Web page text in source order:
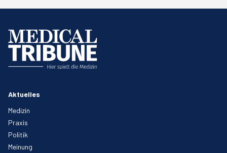
Aktuelles
Medizin
Praxis
Politik
Meinung